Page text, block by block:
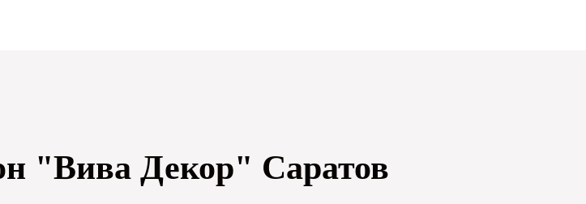
"Вива Декор" Саратов